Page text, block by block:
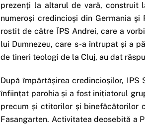
prezenți la altarul de vară, construit
numeroși credincioşi din Germania
rostit de către ÎPS Andrei, care a
lui Dumnezeu, care s-a întrupat și a
de tineri teologi de la Cluj, au dat
După împărtășirea credincioșilor,
înființat parohia și a fost inițiatorul
precum și ctitorilor și binefăcătorilor
Fasangarten. Activitatea deosebită a